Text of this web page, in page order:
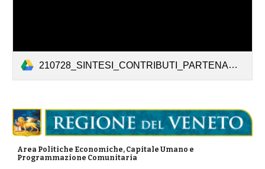
210728_SINTESI_CONTRIBUTI_PARTENARIATO.pdf
Area Politiche Economiche, Capitale Umano e
Programmazione Comunitaria